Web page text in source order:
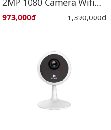
2MP 1080 Camera Wifi
ngoài trời 2 MegaPixel
Giá bán:
973,000đ Giá gốc:
1,390,000đ